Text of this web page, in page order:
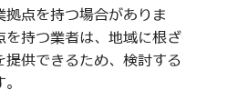
拠点を持つ場合がありま
を持つ業者は、地域に根ざ
提供できるため、検討する